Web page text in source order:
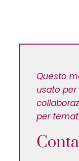
Questo
usato
per